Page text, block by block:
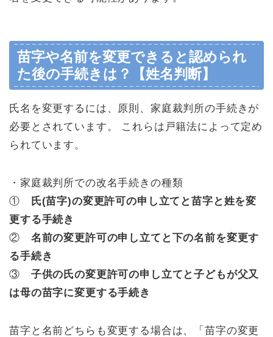
苗字や名前を変更できると認められ
た後の手続きは？【姓名判断】
氏名を変更するには、原則、家庭裁判所の手続きが
必要とされています。 これらは戸籍法によって定め
られています。
・家庭裁判所での改名手続きの種類
①
氏(苗字)の変更許可の申し立てと苗字と姓を変
更する手続き
② 名前の変更許可の申し立てと下の名前を変更す
る手続き
③ 子供の氏の変更許可の申し立てと子どもが父又
は母の苗字に変更する手続き
苗字と名前どちらも変更する場合は、「苗字の変更